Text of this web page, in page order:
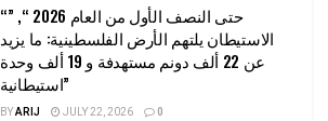
“حتى النصف الأول من العام 2026 “, ”
الاستيطان يلتهم الأرض الفلسطينية: ما يزيد
عن 22 ألف دونم مستهدفة و 19 ألف وحدة
استيطانية”
BYARIJ JULY 22, 2026 0